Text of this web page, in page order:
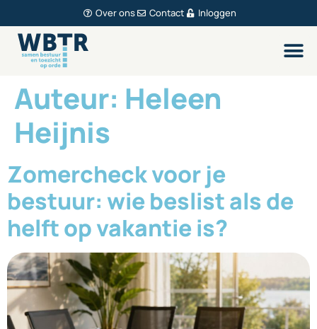
Over ons Contact Inloggen
Auteur: Heleen
Heijnis
Zomercheck voor je
bestuur: wie beslist als de
helft op vakantie is?